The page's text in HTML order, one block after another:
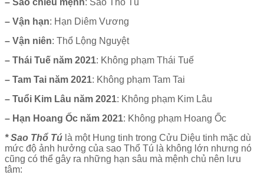
– Vận hạn: Hạn Diêm Vương
– Vận niên: Thổ Lộng Nguyệt
– Thái Tuế năm 2021: Không phạm Thái Tuế
– Tam Tai năm 2021: Không phạm Tam Tai
– Tuổi Kim Lâu năm 2021: Không phạm Kim Lâu
– Hạn Hoang Ốc năm 2021: Không phạm Hoang Ốc
* Sao Thổ Tú là một Hung tinh trong Cửu Diệu tinh mặc dù
mức độ ảnh hưởng của sao Thổ Tú là không lớn nhưng nó
cũng có thể gây ra những hạn sâu mà mệnh chủ nên lưu
tâm: